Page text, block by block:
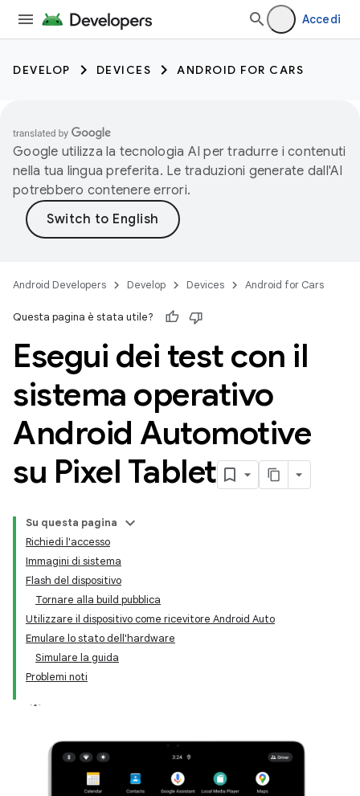
Accedi
DEVELOP DEVICES ANDROID FOR CARS
Google utilizza la tecnologia AI per tradurre i contenuti
nella tua lingua preferita. Le traduzioni generate dall'AI
potrebbero contenere errori.
Android Developers Develop Devices Android for Cars
Questa pagina è stata utile?
Esegui dei test con il
sistema operativo
Android Automotive
su Pixel Tablet
Su questa pagina
Richiedi l'accesso
Immagini di sistema
Flash del dispositivo
Tornare alla build pubblica
Utilizzare il dispositivo come ricevitore Android Auto
Emulare lo stato dell'hardware
Simulare la guida
Problemi noti